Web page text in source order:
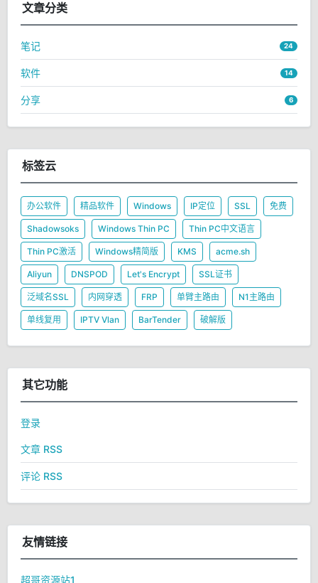
文章分类
笔记 24
软件 14
分享 6
标签云
办公软件 精品软件 Windows IP定位 SSL 免费
Shadowsoks Windows Thin PC Thin PC中文语言
Thin PC激活 Windows精简版 KMS acme.sh
Aliyun DNSPOD Let's Encrypt SSL证书
泛域名SSL 内网穿透 FRP 单臂主路由 N1主路由
单线复用 IPTV Vlan BarTender 破解版
其它功能
登录
文章 RSS
评论 RSS
友情链接
超哥资源站1